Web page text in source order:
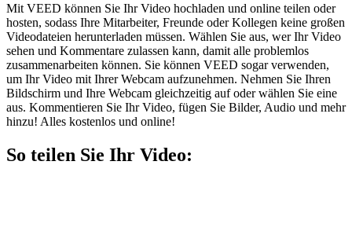
Mit VEED können Sie Ihr Video hochladen und online teilen oder
hosten, sodass Ihre Mitarbeiter, Freunde oder Kollegen keine großen
Videodateien herunterladen müssen. Wählen Sie aus, wer Ihr Video
sehen und Kommentare zulassen kann, damit alle problemlos
zusammenarbeiten können. Sie können VEED sogar verwenden,
um Ihr Video mit Ihrer Webcam aufzunehmen. Nehmen Sie Ihren
Bildschirm und Ihre Webcam gleichzeitig auf oder wählen Sie eine
aus. Kommentieren Sie Ihr Video, fügen Sie Bilder, Audio und mehr
hinzu! Alles kostenlos und online!
So teilen Sie Ihr Video: